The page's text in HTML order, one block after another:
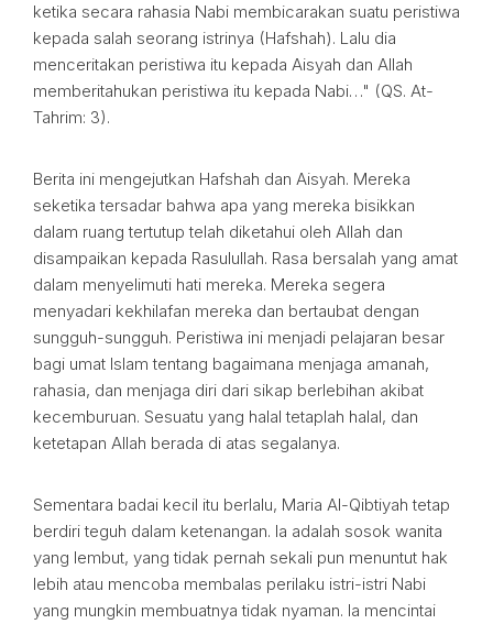
ketika secara rahasia Nabi membicarakan suatu peristiwa
kepada salah seorang istrinya (Hafshah). Lalu dia
menceritakan peristiwa itu kepada Aisyah dan Allah
memberitahukan peristiwa itu kepada Nabi…" (QS. At-
Tahrim: 3).
Berita ini mengejutkan Hafshah dan Aisyah. Mereka
seketika tersadar bahwa apa yang mereka bisikkan
dalam ruang tertutup telah diketahui oleh Allah dan
disampaikan kepada Rasulullah. Rasa bersalah yang amat
dalam menyelimuti hati mereka. Mereka segera
menyadari kekhilafan mereka dan bertaubat dengan
sungguh-sungguh. Peristiwa ini menjadi pelajaran besar
bagi umat Islam tentang bagaimana menjaga amanah,
rahasia, dan menjaga diri dari sikap berlebihan akibat
kecemburuan. Sesuatu yang halal tetaplah halal, dan
ketetapan Allah berada di atas segalanya.
Sementara badai kecil itu berlalu, Maria Al-Qibtiyah tetap
berdiri teguh dalam ketenangan. Ia adalah sosok wanita
yang lembut, yang tidak pernah sekali pun menuntut hak
lebih atau mencoba membalas perilaku istri-istri Nabi
yang mungkin membuatnya tidak nyaman. Ia mencintai